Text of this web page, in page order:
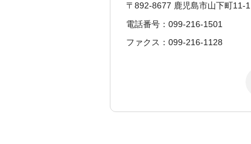
〒892-8677 鹿児島市山下町11-1
電話番号：099-216-1501
ファクス：099-216-1128